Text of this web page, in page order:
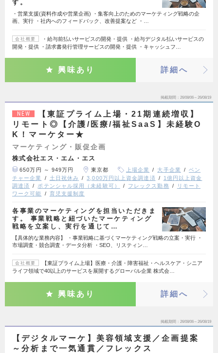
す。
・営業支援(資料作成や営業企画) ・集客向上のためのマーケティング戦略の企
画、実行 ・社内へのフィードバック、改善提案など ・…
会社概要
・給与前払いサービスの開発・提供 ・給与デジタル払いサービスの
開発・提供 ・請求書発行管理サービスの開発・提供 ・キャッシュフ…
興味あり 詳細へ
掲載期間 26/08/06～26/08/19
NEW
【東証プライム上場・21期連続増収】
リモート◎【介護/医療/福祉SaaS】未経験O
K！マーケター★
マーケティング・販促企画
株式会社エス・エム・エス
650万円 ～ 949万円 東京都 上場企業 大手企業
ベン
チャー企業
土日祝休み 3,000万円以上資金調達済
1億円以上資金
調達済
ポテンシャル採用（未経験可） フレックス勤務
リモート
ワーク可能
育児支援制度
各事業のマーケティングを担当いただきま
す。 事業戦略と紐づいたマーケティング
戦略を立案し、実行を通じて…
【具体的な業務内容】 ・事業戦略に基づくマーケティング戦略の立案・実行 ・
市場調査・競合調査・データ分析 ・SEO、リスティン…
会社概要
【東証プライム上場】医療・介護・障害福祉・ヘルスケア・シニア
ライフ領域で40以上のサービスを展開するグローバル企業 株式会…
興味あり 詳細へ
掲載期間 26/08/06～26/08/19
【デジタルマーケ】美容領域支援／企画提案
～分析まで一気通貫／フレックス